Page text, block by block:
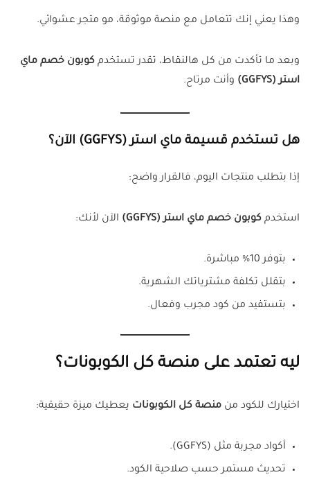
وهذا يعني إنك تتعامل مع منصة موثوقة، مو متجر عشوائي.
وبعد ما تأكدت من كل هالنقاط، تقدر تستخدم كوبون خصم ماي
استر (GGFYS)
وأنت مرتاح.
هل تستخدم قسيمة ماي استر (GGFYS) الآن؟
إذا بتطلب منتجات اليوم، فالقرار واضح:
استخدم كوبون خصم ماي استر (GGFYS) الآن لأنك:
بتوفر 10% مباشرة.
بتقلل تكلفة مشترياتك الشهرية.
بتستفيد من كود مجرب وفعال.
ليه تعتمد على منصة كل الكوبونات؟
اختيارك للكود من منصة كل الكوبونات يعطيك ميزة حقيقية:
أكواد مجربة مثل (GGFYS).
تحديث مستمر حسب صلاحية الكود.